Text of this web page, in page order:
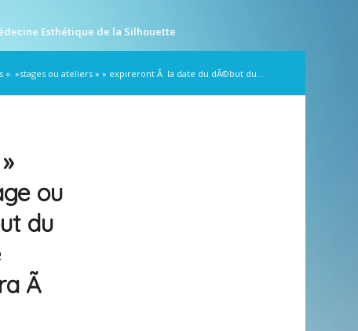
Esthétique de la Silhouette
« »stages ou ateliers » » expireront Ã la date du dÃ©but du...
ou
du
Ã